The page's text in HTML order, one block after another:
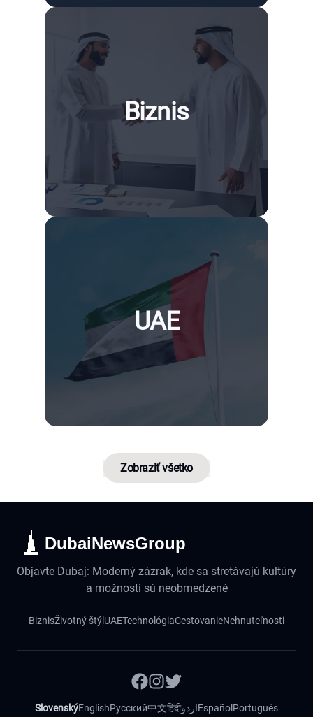
Biznis
UAE
Zobraziť všetko
DubaiNewsGroup
Objavte Dubaj: Moderný zázrak, kde sa stretávajú kultúry
a možnosti sú neobmedzené
BiznisŽivotný štýl UAETechnológiaCestovanieNehnuteľnosti
SlovenskýEnglishРусский中文हिंदीاردوEspañol Português